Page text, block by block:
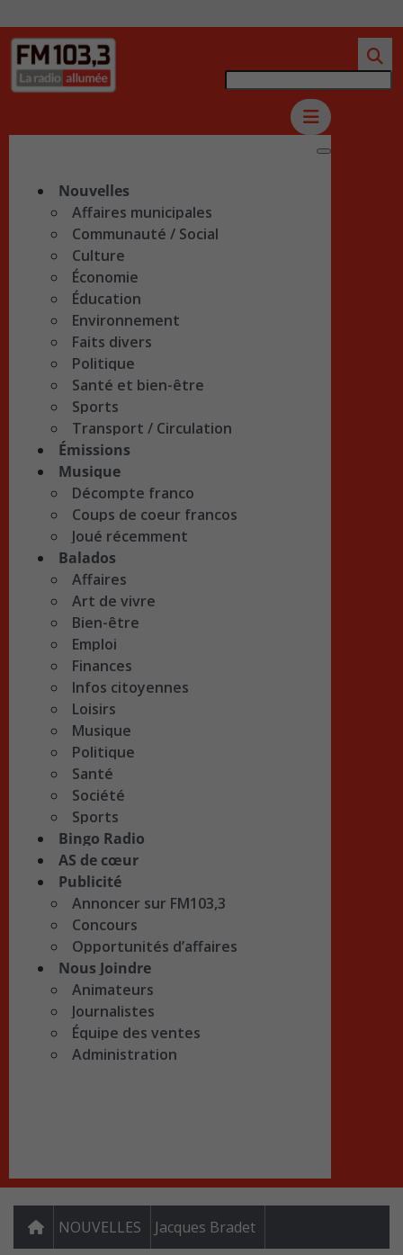
Nouvelles
Affaires municipales
Communauté / Social
Culture
Économie
Éducation
Environnement
Faits divers
Politique
Santé et bien-être
Sports
Transport / Circulation
Émissions
Musique
Décompte franco
Coups de coeur francos
Joué récemment
Balados
Affaires
Art de vivre
Bien-être
Emploi
Finances
Infos citoyennes
Loisirs
Musique
Politique
Santé
Société
Sports
Bingo Radio
AS de cœur
Publicité
Annoncer sur FM103,3
Concours
Opportunités d’affaires
Nous Joindre
Animateurs
Journalistes
Équipe des ventes
Administration
NOUVELLES Jacques Bradet